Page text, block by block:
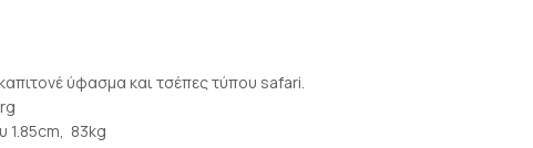
ύφασμα και τσέπες τύπου safari.
1.85cm, 83kg